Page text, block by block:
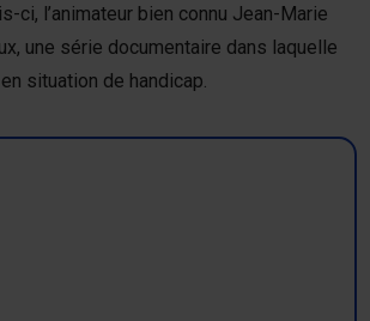
ci, l’animateur bien connu Jean-Marie
une série documentaire dans laquelle
situation de handicap.